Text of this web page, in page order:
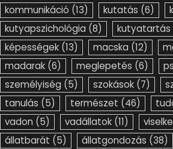
kommunikáció (13) kutatás (6)
kutyapszichológia (8) kutyatartás
képességek (13) macska (12)
madarak (6) meglepetés (6)
személyiség (5) szokások (7)
tanulás (5) természet (46)
vadon (5) vadállatok (11)
állatbarát (5) állatgondozás (38)